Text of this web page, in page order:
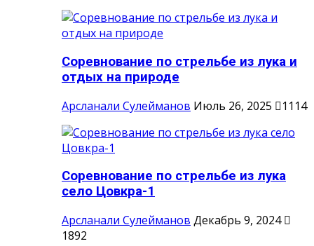
Соревнование по стрельбе из лука и
отдых на природе
Арсланали Сулейманов Июль 26, 2025 1114
Соревнование по стрельбе из лука
село Цовкра-1
Арсланали Сулейманов Декабрь 9, 2024
1892